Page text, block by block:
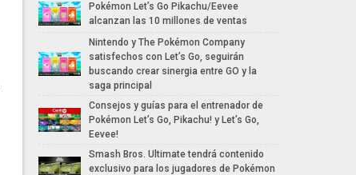
Pokémon Let’s Go Pikachu/Eevee
alcanzan las 10 millones de ventas
Nintendo y The Pokémon Company
satisfechos con Let’s Go, seguirán
buscando crear sinergia entre GO y la
saga principal
Consejos y guías para el entrenador de
Pokémon Let’s Go, Pikachu! y Let’s Go,
Eevee!
Smash Bros. Ultimate tendrá contenido
exclusivo para los jugadores de Pokémon